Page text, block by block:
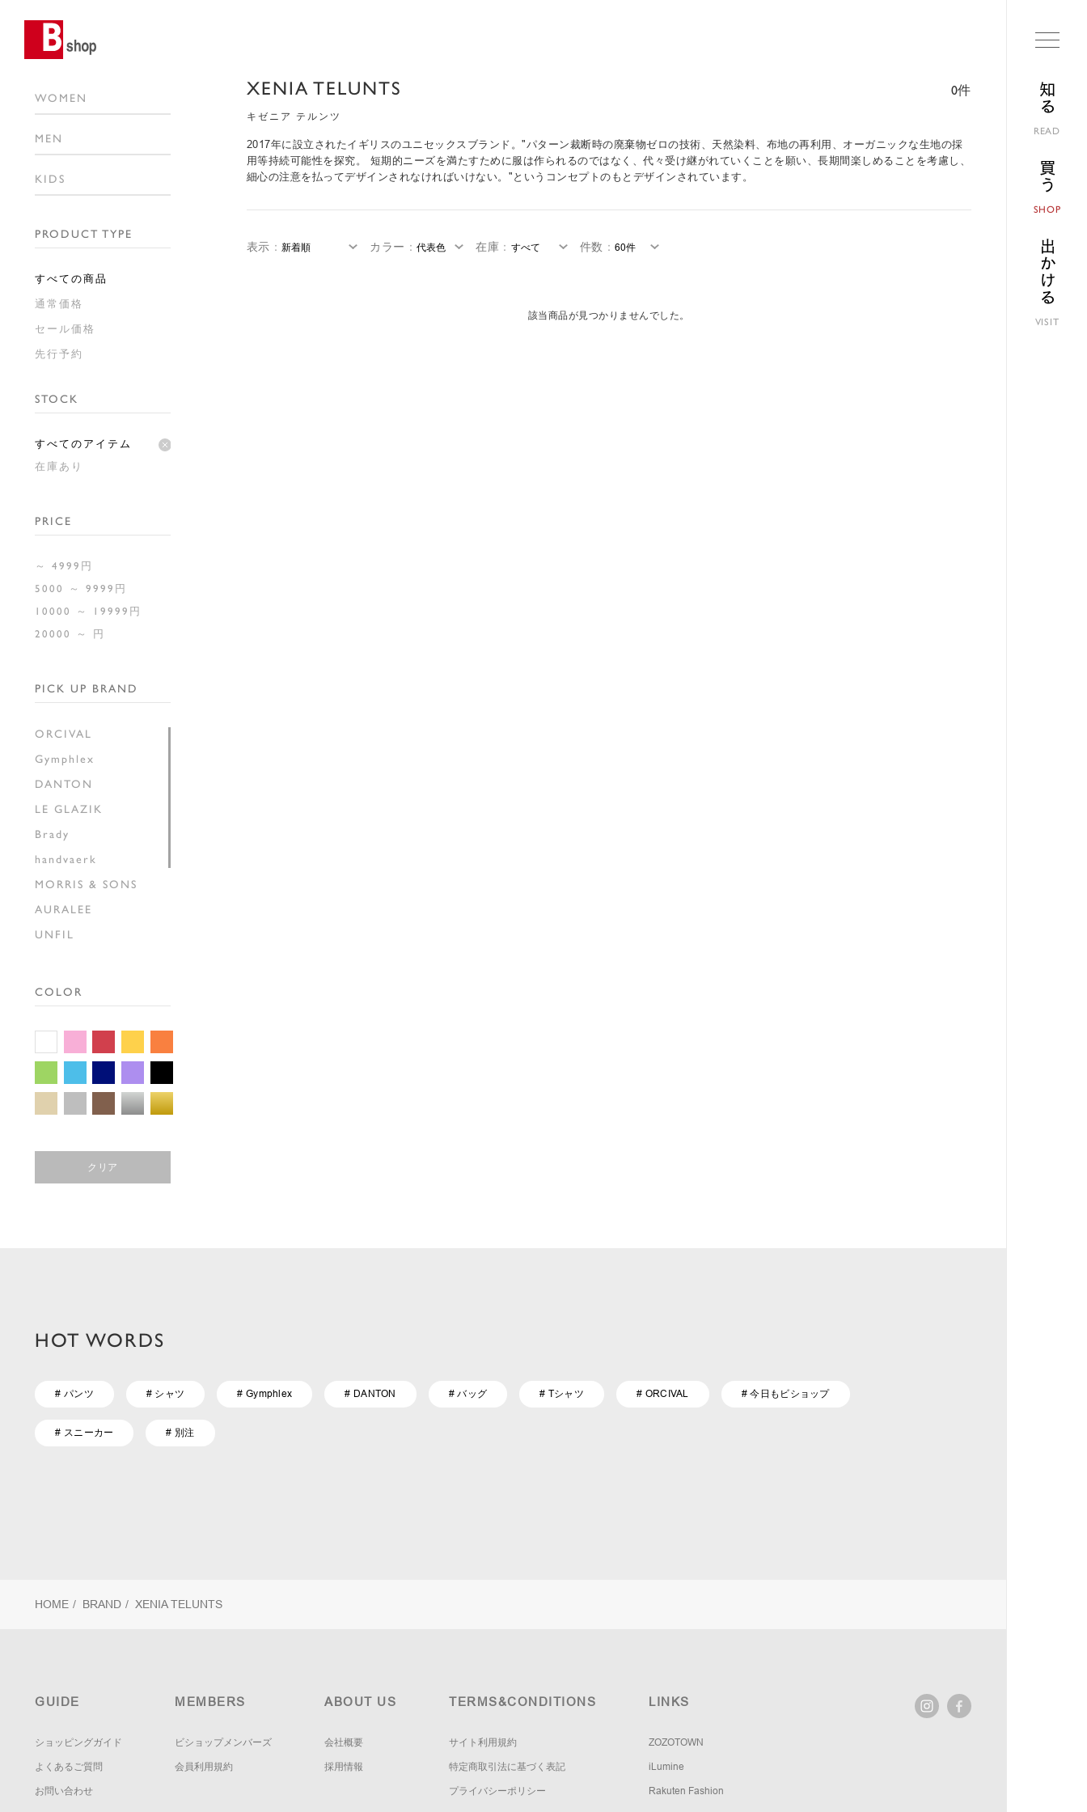
知る
READ
買う
SHOP
出かける
VISIT
XENIA TELUNTS
キゼニア テルンツ
0件
2017年に設立されたイギリスのユニセックスブランド。"パターン裁断時の廃棄物ゼロの技術、天然染料、布地の再利用、オーガニックな生地の採
用等持続可能性を探究。 短期的ニーズを満たすために服は作られるのではなく、代々受け継がれていくことを願い、長期間楽しめることを考慮し、
細心の注意を払ってデザインされなければいけない。"というコンセプトのもとデザインされています。
WOMEN
MEN
KIDS
PRODUCT TYPE
すべての商品
通常価格
セール価格
先行予約
STOCK
すべてのアイテム
在庫あり
PRICE
～ 4999円
5000 ～ 9999円
10000 ～ 19999円
20000 ～ 円
PICK UP BRAND
ORCIVAL
Gymphlex
DANTON
LE GLAZIK
Brady
handvaerk
MORRIS & SONS
AURALEE
UNFIL
SEDAN ALL-PURPOSE
THE SHINZONE
GALLEGO
COLOR
クリア
表示 ： カラー ： 在庫 ： 件数 ：
該当商品が見つかりませんでした。
HOT WORDS
# パンツ # シャツ # Gymphlex # DANTON # バッグ # Tシャツ # ORCIVAL # 今日もビショップ
# スニーカー # 別注
HOME / BRAND / XENIA TELUNTS
GUIDE
ショッピングガイド
よくあるご質問
お問い合わせ
MEMBERS
ビショップメンバーズ
会員利用規約
ABOUT US
会社概要
採用情報
TERMS&CONDITIONS
サイト利用規約
特定商取引法に基づく表記
プライバシーポリシー
LINKS
ZOZOTOWN
iLumine
Rakuten Fashion